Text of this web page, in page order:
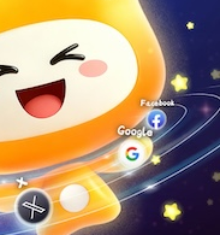
雷霆加速
狂飙加速器
速官网
器
快连加速器app
古加速器